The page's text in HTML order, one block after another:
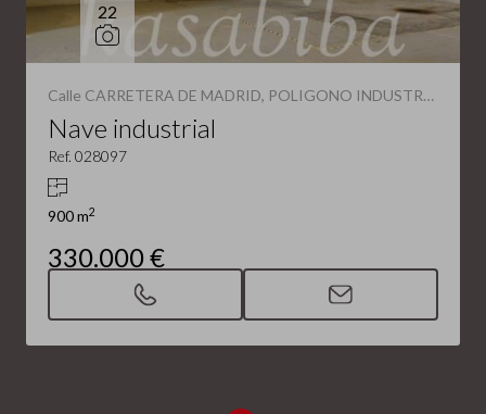
22
Calle CARRETERA DE MADRID, POLIGONO INDUSTRIAL CAMPOLLAN(Albacete Capital)
Nave industrial
Ref. 028097
900 m2
330.000 €